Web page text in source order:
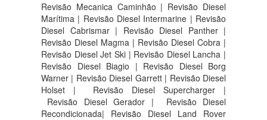
Revisão Mecanica Caminhão | Revisão Diesel
Marítima | Revisão Diesel Intermarine | Revisão
Diesel Cabrismar | Revisão Diesel Panther |
Revisão Diesel Magma | Revisão Diesel Cobra |
Revisão Diesel Jet Ski | Revisão Diesel Lancha |
Revisão Diesel Biagio | Revisão Diesel Borg
Warner | Revisão Diesel Garrett | Revisão Diesel
Holset | Revisão Diesel Supercharger |
Revisão Diesel Gerador | Revisão Diesel
Recondicionada| Revisão Diesel Land Rover